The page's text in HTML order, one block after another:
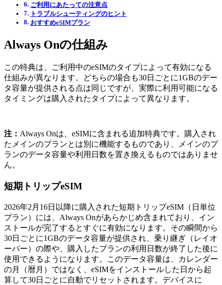
ご利用にあたっての注意点
トラブルシューティングのヒント
おすすめeSIMプラン
Always Onの仕組み
この特典は、ご利用中のeSIMのタイプによって有効になる
仕組みが異なります。どちらの場合も30日ごとに1GBのデー
タ容量が提供される点は同じですが、実際に利用可能になる
タイミングは購入されたタイプによって異なります。
注： Always Onは、eSIMに含まれる追加特典です。購入され
たメインのプランとは別に機能するものであり、メインのプ
ランのデータ容量や利用日数を置き換えるものではありませ
ん。
短期トリップeSIM
2026年2月16日以降に購入された短期トリップeSIM（日単位
プラン）には、Always Onがあらかじめ含まれており、イン
ストールが完了するとすぐに有効になります。その瞬間から
30日ごとに1GBのデータ容量が提供され、乗り継ぎ（レイオ
ーバー）の際や、購入したプランの利用日数が終了した後に
使用できるようになります。このデータ容量は、カレンダー
の月（暦月）ではなく、eSIMをインストールした日から起
算して30日ごとに自動でリセットされます。デバイスに